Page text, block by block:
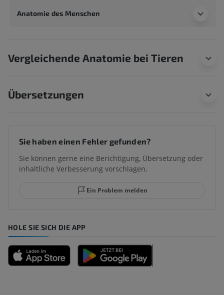
Anatomie des Menschen
Vergleichende Anatomie bei Tieren
Übersetzungen
Sie haben einen Fehler gefunden?
Sie können gerne eine Berichtigung, Übersetzung oder
inhaltliche Verbesserung vorschlagen.
Ein Problem melden
HOLE SIE SICH DIE APP